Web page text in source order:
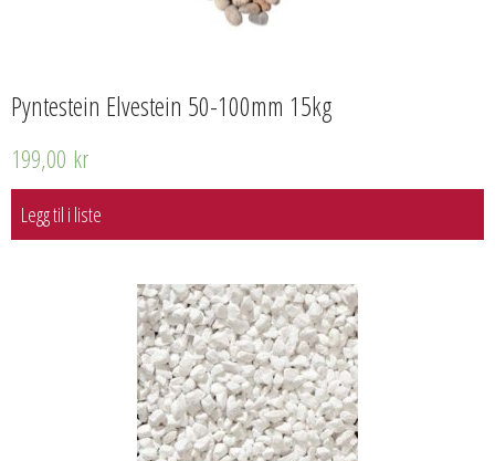
Pyntestein Elvestein 50-100mm 15kg
199,00 kr
Legg til i liste